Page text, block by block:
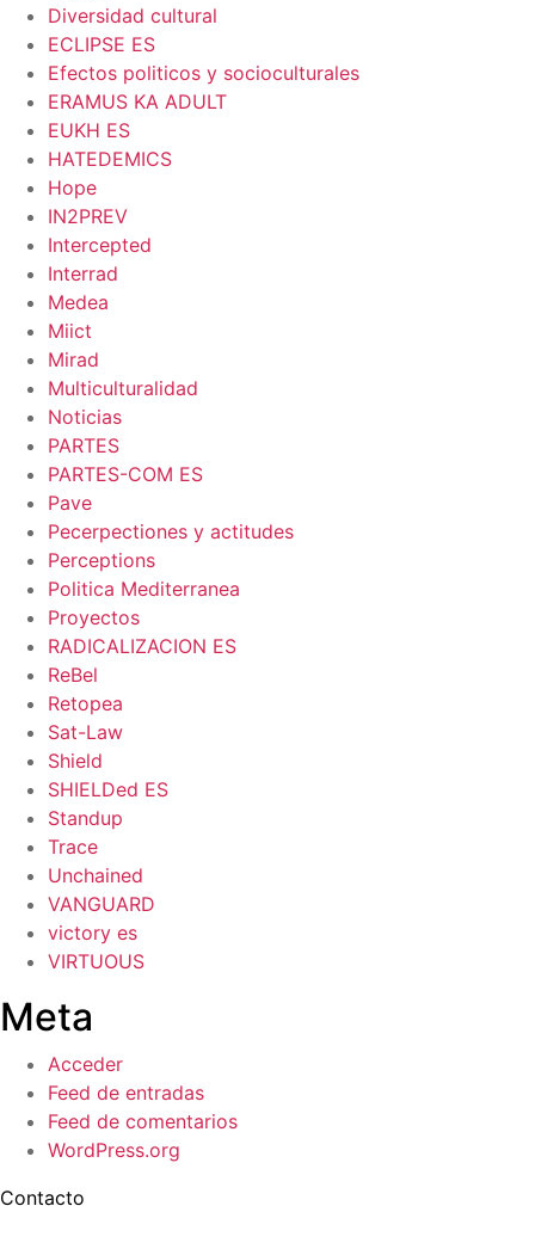
Diversidad cultural
ECLIPSE ES
Efectos politicos y socioculturales
ERAMUS KA ADULT
EUKH ES
HATEDEMICS
Hope
IN2PREV
Intercepted
Interrad
Medea
Miict
Mirad
Multiculturalidad
Noticias
PARTES
PARTES-COM ES
Pave
Pecerpectiones y actitudes
Perceptions
Politica Mediterranea
Proyectos
RADICALIZACION ES
ReBel
Retopea
Sat-Law
Shield
SHIELDed ES
Standup
Trace
Unchained
VANGUARD
victory es
VIRTUOUS
Meta
Acceder
Feed de entradas
Feed de comentarios
WordPress.org
Contacto